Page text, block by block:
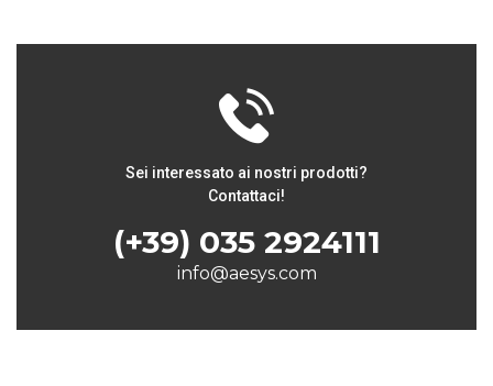
Sei interessato ai nostri prodotti?
Contattaci!
(+39) 035 2924111
info@aesys.com